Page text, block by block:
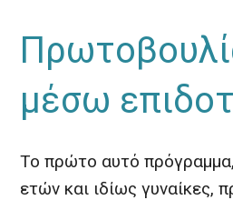
μέσω
Το πρώτο αυτό
ετών και ιδίως γυναίκες,